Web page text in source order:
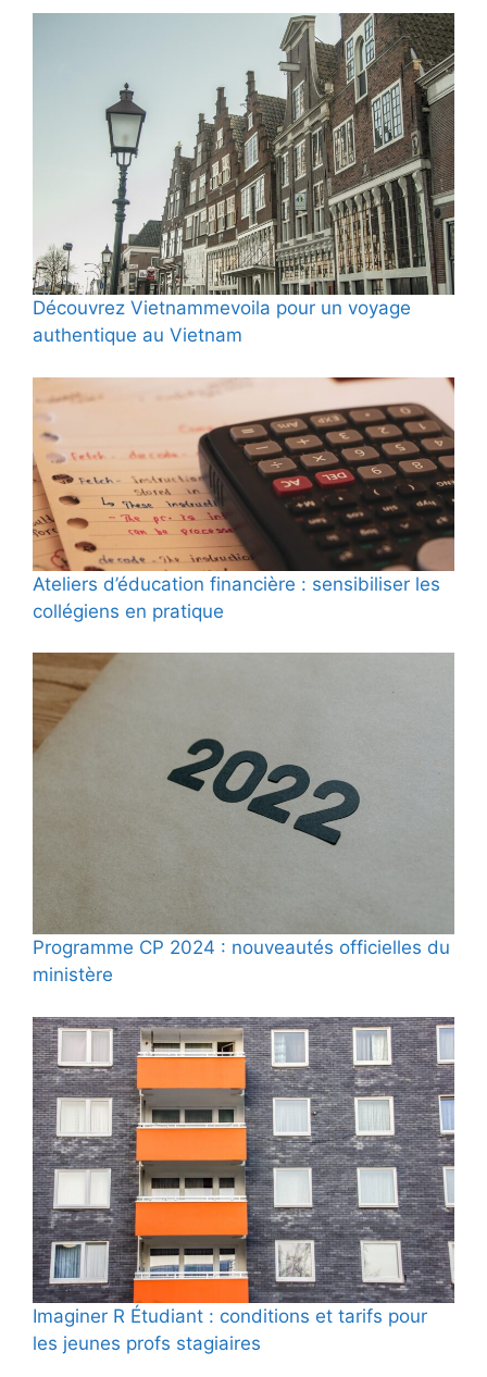
Découvrez Vietnammevoila pour un voyage
authentique au Vietnam
Ateliers d’éducation financière : sensibiliser les
collégiens en pratique
Programme CP 2024 : nouveautés officielles du
ministère
Imaginer R Étudiant : conditions et tarifs pour
les jeunes profs stagiaires